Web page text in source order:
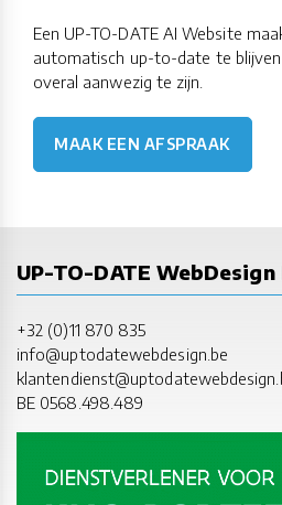
Een UP-TO-DATE AI Website
automatisch up-to-date te
overal aanwezig te zijn.
MAAK EEN AFSPRAAK
UP-TO-DATE WebDesign
+32 (0)11 870 835
info@uptodatewebdesign.be
BE 0568.498.489